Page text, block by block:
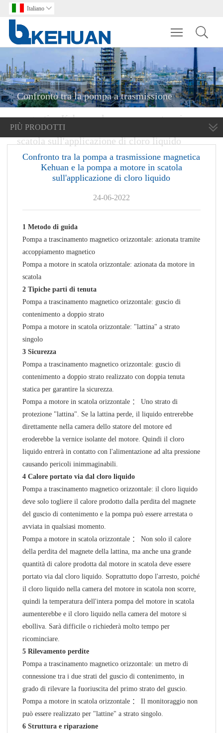
Italiano 
Toggle
Confronto tra la pompa a trasmissione
magnetica Kehuan e la pompa a motore in
scatola sull'applicazione di cloro liquido
PIÙ PRODOTTI
Confronto tra la pompa a trasmissione magnetica
Kehuan e la pompa a motore in scatola
sull'applicazione di cloro liquido
24-06-2022
1 Metodo di guida
Pompa a trascinamento magnetico orizzontale: azionata tramite
accoppiamento magnetico
Pompa a motore in scatola orizzontale: azionata da motore in
scatola
2 Tipiche parti di tenuta
Pompa a trascinamento magnetico orizzontale: guscio di
contenimento a doppio strato
Pompa a motore in scatola orizzontale: "lattina" a strato
singolo
3 Sicurezza
Pompa a trascinamento magnetico orizzontale: guscio di
contenimento a doppio strato realizzato con doppia tenuta
statica per garantire la sicurezza.
Pompa a motore in scatola orizzontale ： Uno strato di
protezione "lattina". Se la lattina perde, il liquido entrerebbe
direttamente nella camera dello statore del motore ed
eroderebbe la vernice isolante del motore. Quindi il cloro
liquido entrerà in contatto con l'alimentazione ad alta pressione
causando pericoli inimmaginabili.
4 Calore portato via dal cloro liquido
Pompa a trascinamento magnetico orizzontale: il cloro liquido
deve solo togliere il calore prodotto dalla perdita del magnete
del guscio di contenimento e la pompa può essere arrestata o
avviata in qualsiasi momento.
Pompa a motore in scatola orizzontale ： Non solo il calore
della perdita del magnete della lattina, ma anche una grande
quantità di calore prodotta dal motore in scatola deve essere
portato via dal cloro liquido. Soprattutto dopo l'arresto, poiché
il cloro liquido nella camera del motore in scatola non scorre,
quindi la temperatura dell'intera pompa del motore in scatola
aumenterebbe e il cloro liquido nella camera del motore si
ebolliva. Sarà difficile o richiederà molto tempo per
ricominciare.
5 Rilevamento perdite
Pompa a trascinamento magnetico orizzontale: un metro di
connessione tra i due strati del guscio di contenimento, in
grado di rilevare la fuoriuscita del primo strato del guscio.
Pompa a motore in scatola orizzontale ： Il monitoraggio non
può essere realizzato per "lattine" a strato singolo.
6 Struttura e riparazione